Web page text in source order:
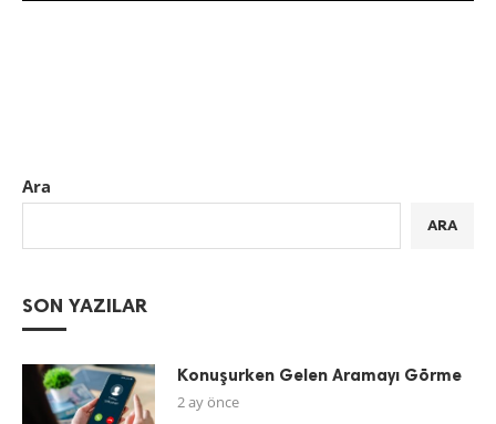
Ara
ARA
SON YAZILAR
Konuşurken Gelen Aramayı Görme
2 ay önce